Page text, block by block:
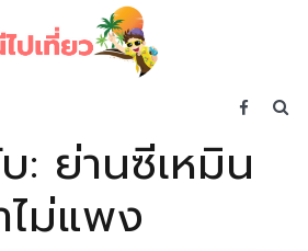
: ย่านซีเหมิน
ไม่แพง